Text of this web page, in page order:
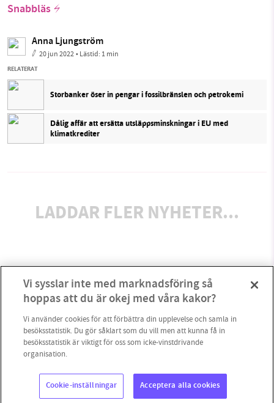
Snabbläs
Anna Ljungström
20 jun 2022• Lästid: 1 min
RELATERAT
Storbanker öser in pengar i fossilbränslen och petrokemi
Dålig affär att ersätta utsläppsminskningar i EU med
klimatkrediter
LADDAR FLER NYHETER...
Copyright 2023 © Supermiljöbloggen
Vi sysslar inte med marknadsföring så
hoppas att du är okej med våra kakor?
Vi använder cookies för att förbättra din upplevelse och samla in
besöksstatistik. Du gör såklart som du vill men att kunna få in
besöksstatistik är viktigt för oss som icke-vinstdrivande
organisation.
Cookie-inställningar Acceptera alla cookies